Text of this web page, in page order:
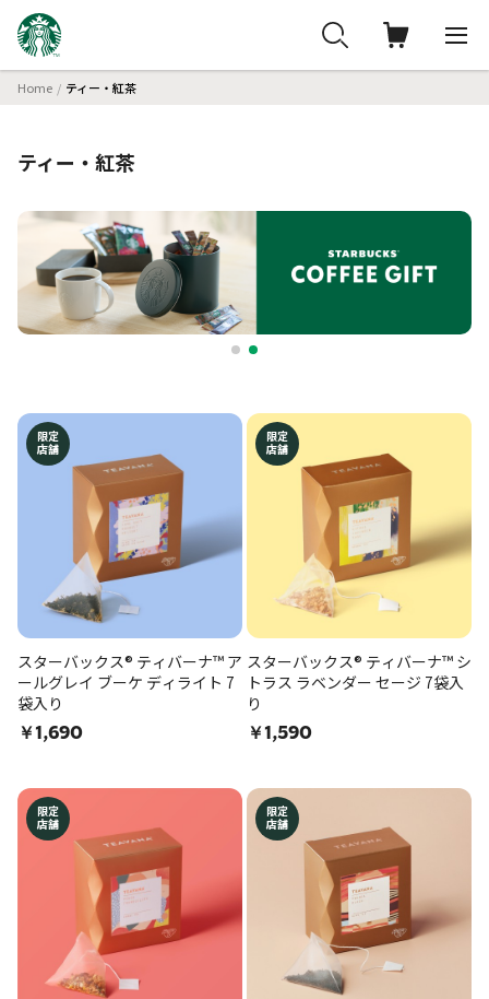
Home ティー・紅茶
ティー・紅茶
限定
店舗
スターバックス® ティバーナ™ ア
ールグレイ ブーケ ディライト 7
袋入り
￥1,690
限定
店舗
スターバックス® ティバーナ™ シ
トラス ラベンダー セージ 7袋入
り
￥1,590
限定
店舗
限定
店舗